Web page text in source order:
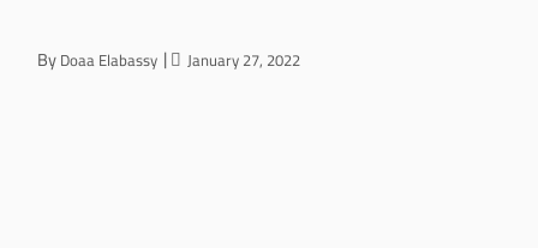
ByDoaa Elabassy January 27, 2022